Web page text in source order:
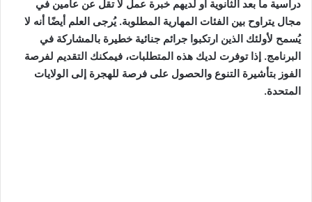
دراسية ما بعد الثانوية أو لديهم خبرة عمل لا تقل عن عامين في
مجال يتراوح بين الفئات المهارية المطلوبة. يُرجى العلم أيضًا أنه لا
يُسمح لأولئك الذين ارتكبوا جرائم جنائية خطيرة بالمشاركة في
البرنامج. إذا توفرت لديك هذه المتطلبات، فيمكنك التقديم لفرصة
الفوز بتأشيرة التنوع والحصول على فرصة للهجرة إلى الولايات
المتحدة.